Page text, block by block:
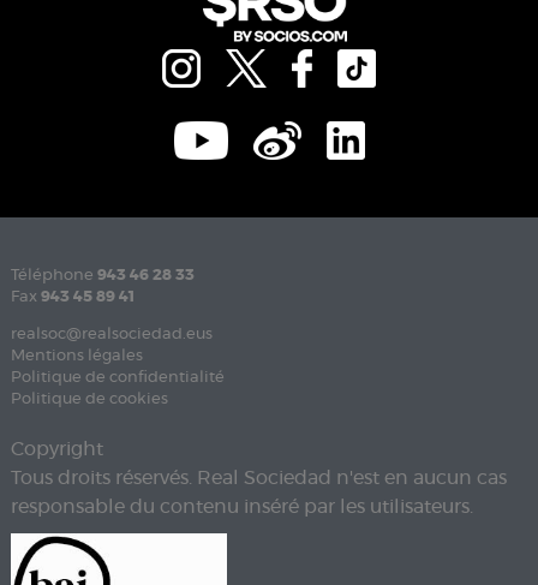
Téléphone 943 46 28 33
Fax 943 45 89 41
realsoc@realsociedad.eus
Mentions légales
Politique de confidentialité
Politique de cookies
Copyright
Tous droits réservés. Real Sociedad n'est en aucun cas
responsable du contenu inséré par les utilisateurs.